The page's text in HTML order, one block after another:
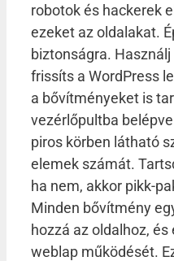
robotok és hackerek
ezeket az oldalakat.
biztonságra.
frissíts a WordPress
a bővítményeket is
vezérlőpultba
piros körben látható
elemek számát.
ha nem, akkor pikk-
Minden bővítmény
hozzá az oldalhoz,
weblap működését.